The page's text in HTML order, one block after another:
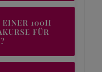
100H
FÜR